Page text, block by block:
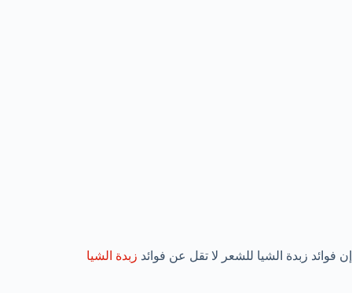
إن فوائد زبدة الشيا للشعر لا تقل عن فوائد زبدة الشيا